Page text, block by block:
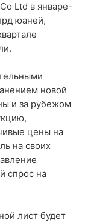
Ltd в январе-
юаней,
новой
и за рубежом
цены на
на своих
спрос на
лист будет